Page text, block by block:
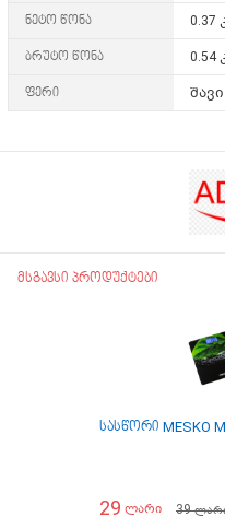
ნეტო წონა 0.37
ბრუტო წონა 0.54
ფერი შავი
მსგავსი პროდუქტები
სასწორი MESKO
29 ლარი 39